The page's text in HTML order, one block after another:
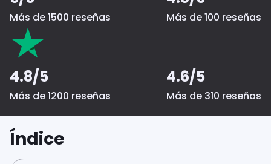
Más de 1500 reseñas Más de 100 reseñas
4.8/5
Más de 1200 reseñas
4.6/5
Más de 310 reseñas
Índice